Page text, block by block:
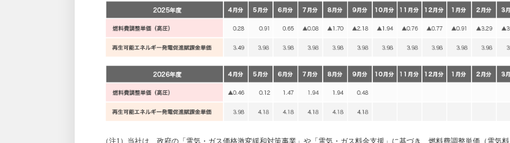
（注1）当社は、政府の「電気・ガス価格激変緩和対策事業」や「電気・ガス料金支援」に基づき、燃料費調整単価（電気料